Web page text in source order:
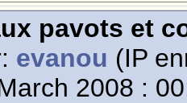
pavots et
evanou (IP
2008 :